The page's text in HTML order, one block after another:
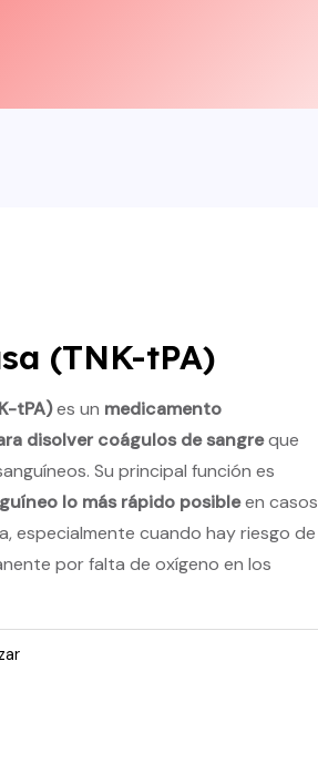
(TNK-tPA)
tPA)es un medicamento
disolver coágulos de sangreque
Su principal función es
lo más rápido posibleen casos
especialmente cuando hay riesgo de
por falta de oxígeno en los